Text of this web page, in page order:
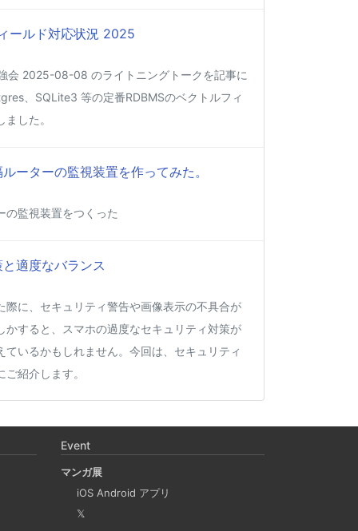
ールド対応状況 2025
会 2025-08-08 のライトニングトークを記事に
、SQLite3 等の定番RDBMSのベクトルフィ
した。
ーターの監視装置を作ってみた。
の監視装置をつくった
適度なバランス
際に、セキュリティ警告や画像表示の不具合が
かすると、スマホの過度なセキュリティ対策が
いるかもしれません。今回は、セキュリティ
紹介します。
Silicon 上で x86_64 の Docker イメ
desktop やめる)
Event
マンガ展
iOS Android アプリ
𝕏